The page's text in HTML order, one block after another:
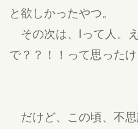
と欲しかったやつ。
その次は、lって人。
で？？！！って思ったけ
だけど、この頃、不